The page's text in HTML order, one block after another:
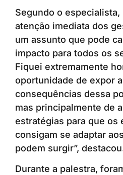
Segundo o especialista,
atenção imediata dos
um assunto que pode
impacto para todos os
Fiquei extremamente
oportunidade de expor
consequências dessa
mas principalmente de
estratégias para que os
consigam se adaptar
podem surgir”,
Durante a palestra,